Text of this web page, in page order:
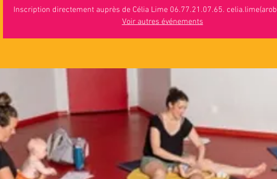
Inscription directement auprès de Célia Lime 06.77.21.07.65.
Voir autres événements